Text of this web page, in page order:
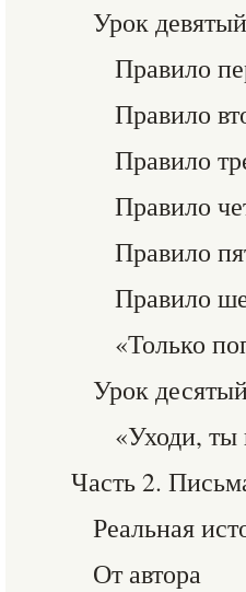
Урок
Правило
Правило
Правило
Правило
Правило
Правило
«Только
Урок
«Уходи, ты
Часть 2.
Реальная
От автора